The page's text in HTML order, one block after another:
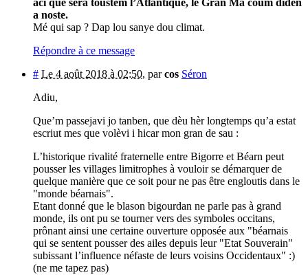
aci que sera toustém l’Atlantique, le Gran Ma coum diden
a noste.
Mé qui sap ? Dap lou sanye dou climat.
Répondre à ce message
# Le 4 août 2018 à 02:50, parcos Séron
Adiu,
Que’m passejavi jo tanben, que dèu hèr longtemps qu’a estat
escriut mes que volèvi i hicar mon gran de sau :
L’historique rivalité fraternelle entre Bigorre et Béarn peut
pousser les villages limitrophes à vouloir se démarquer de
quelque manière que ce soit pour ne pas être engloutis dans le
"monde béarnais".
Etant donné que le blason bigourdan ne parle pas à grand
monde, ils ont pu se tourner vers des symboles occitans,
prônant ainsi une certaine ouverture opposée aux "béarnais
qui se sentent pousser des ailes depuis leur "Etat Souverain"
subissant l’influence néfaste de leurs voisins Occidentaux" :)
(ne me tapez pas)